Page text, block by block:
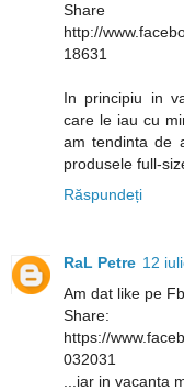
http://
18631
In principiu in
care le iau cu
am tendinta de
produsele full-
Răspundeți
RaL Petre 12
Am dat like pe
Share:
https://
032031
...iar in vacanta